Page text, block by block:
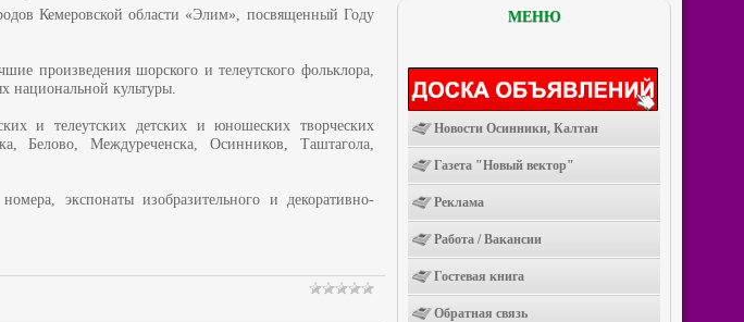
Кемеровской области «Элим», посвященный Году
произведения шорского и телеутского фольклора,
национальной культуры.
и телеутских детских и юношеских творческих
Белово, Междуреченска, Осинников, Таштагола,
экспонаты изобразительного и декоративно-
МЕНЮ
Новости Осинники, Калтан
Газета "Новый вектор"
Реклама
Работа / Вакансии
Гостевая книга
Обратная связь